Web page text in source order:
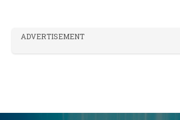
ADVERTISEMENT